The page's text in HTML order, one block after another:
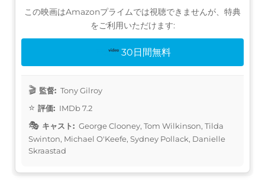
この映画はAmazonプライムでは視聴できませんが、特典
をご利用いただけます:
30日間無料
監督: Tony Gilroy
評価: IMDb 7.2
キャスト: George Clooney, Tom Wilkinson, Tilda
Swinton, Michael O'Keefe, Sydney Pollack, Danielle
Skraastad